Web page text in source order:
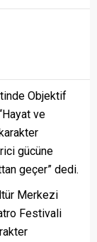
Objektif
ve
gücüne
geçer” dedi.
Merkezi
Festivali